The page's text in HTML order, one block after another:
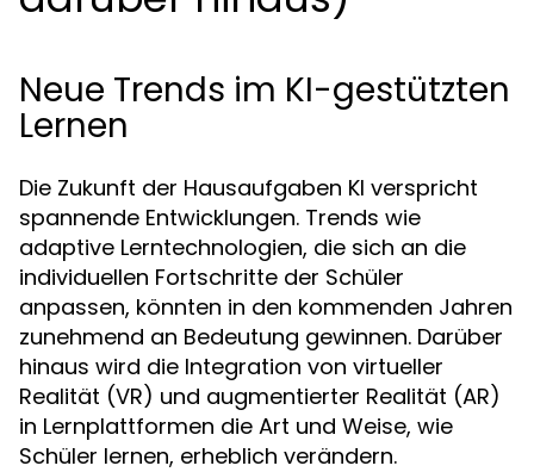
Neue Trends im KI-gestützten
Lernen
Die Zukunft der Hausaufgaben KI verspricht
spannende Entwicklungen. Trends wie
adaptive Lerntechnologien, die sich an die
individuellen Fortschritte der Schüler
anpassen, könnten in den kommenden Jahren
zunehmend an Bedeutung gewinnen. Darüber
hinaus wird die Integration von virtueller
Realität (VR) und augmentierter Realität (AR)
in Lernplattformen die Art und Weise, wie
Schüler lernen, erheblich verändern.